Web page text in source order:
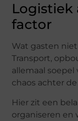
Logistiek
factor
Wat gasten
Transport,
allemaal
chaos achter
Hier zit een
organiseren en